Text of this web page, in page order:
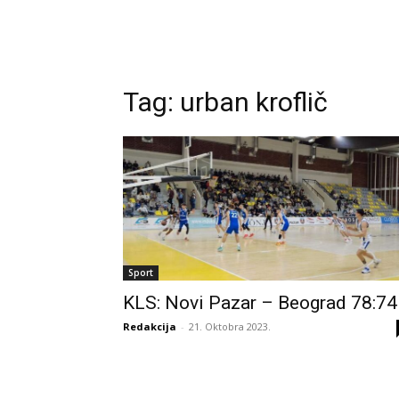
Tag: urban kroflič
Sport
KLS: Novi Pazar – Beograd 78:74
Redakcija - 21. Oktobra 2023.